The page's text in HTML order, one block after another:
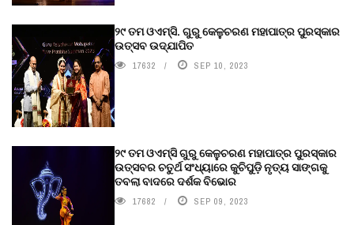
୨୯ ତମ ଓଏମ୍‌ସି. ଗୁରୁ କେଳୁଚରଣ ମହାପାତ୍ର ପୁରସ୍କାର
ଉତ୍ସବ ଉଦ୍‍ଯାପିତ
17632 SEP 10, 2023
୨୯ ତମ ଓଏମ୍‌ସି ଗୁରୁ କେଳୁଚରଣ ମହାପାତ୍ର ପୁରସ୍କାର
ଉତ୍ସବର ଚତୁର୍ଥ ସଂଧ୍ୟାରେ କୁଚିପୁଡ଼ି ନୃତ୍ୟ ସାଙ୍ଗକୁ
ତବଲା ବାଦରେ ଦର୍ଶକ ବିଭୋର
17682 SEP 09, 2023